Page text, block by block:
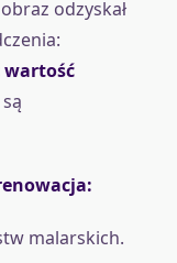
odzyskał
wartość
malarskich.